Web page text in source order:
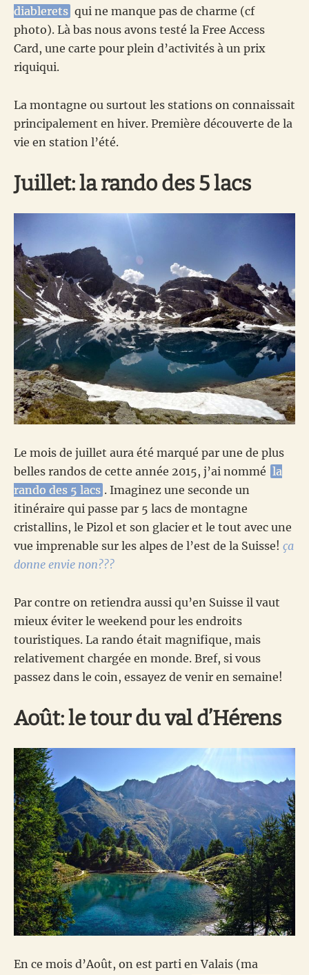
diablerets qui ne manque pas de charme (cf
photo). Là bas nous avons testé la Free Access
Card, une carte pour plein d’activités à un prix
riquiqui.
La montagne ou surtout les stations on connaissait
principalement en hiver. Première découverte de la
vie en station l’été.
Juillet: la rando des 5 lacs
Le mois de juillet aura été marqué par une de plus
belles randos de cette année 2015, j’ai nommé la
rando des 5 lacs . Imaginez une seconde un
itinéraire qui passe par 5 lacs de montagne
cristallins, le Pizol et son glacier et le tout avec une
vue imprenable sur les alpes de l’est de la Suisse! ça
donne envie non???
Par contre on retiendra aussi qu’en Suisse il vaut
mieux éviter le weekend pour les endroits
touristiques. La rando était magnifique, mais
relativement chargée en monde. Bref, si vous
passez dans le coin, essayez de venir en semaine!
Août: le tour du val d’Hérens
En ce mois d’Août, on est parti en Valais (ma